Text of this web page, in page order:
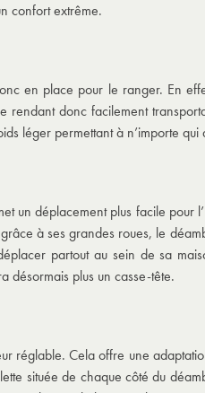
confort extrême.
en place pour le ranger. En
donc facilement
léger permettant à n’importe
un déplacement plus facile pour
à ses grandes roues, le
partout au sein de sa
désormais plus un casse-tête.
réglable. Cela offre une
située de chaque côté du